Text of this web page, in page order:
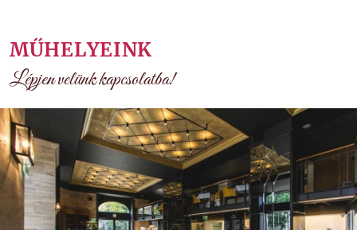
MŰHELYEINK
Lépjen velünk kapcsolatba!